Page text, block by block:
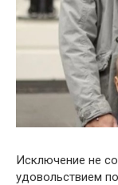
Исключение не
удовольствием